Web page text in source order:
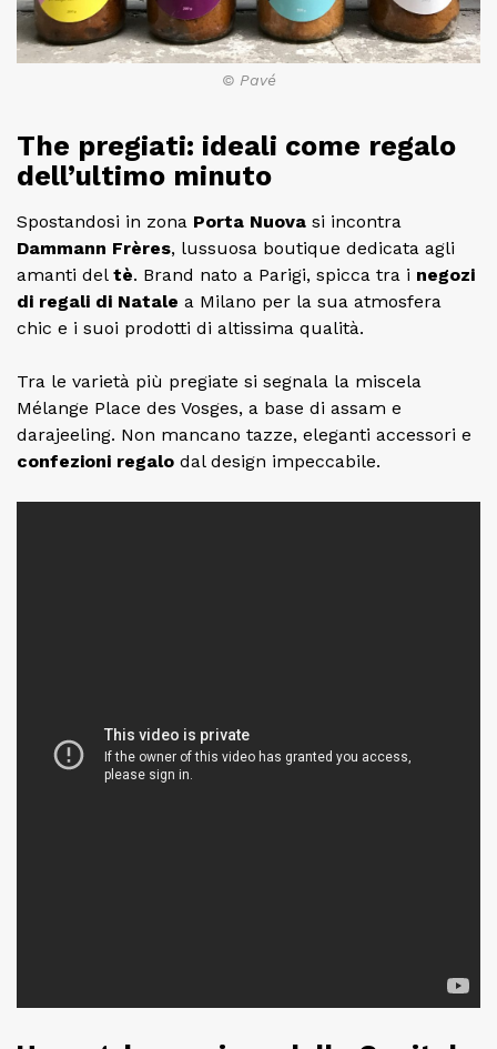
© Pavé
The pregiati: ideali come regalo
dell’ultimo minuto
Spostandosi in zona Porta Nuova si incontra
Dammann Frères, lussuosa boutique dedicata agli
amanti del tè. Brand nato a Parigi, spicca tra i negozi
di regali di Natale a Milano per la sua atmosfera
chic e i suoi prodotti di altissima qualità.
Tra le varietà più pregiate si segnala la miscela
Mélange Place des Vosges, a base di assam e
darajeeling. Non mancano tazze, eleganti accessori e
confezioni regalo dal design impeccabile.